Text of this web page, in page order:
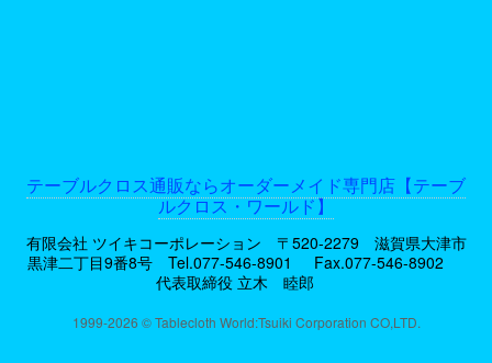
テーブルクロス通販ならオーダーメイド専門店【テーブ
ルクロス・ワールド】
有限会社 ツイキコーポレーション 〒520-2279 滋賀県大津市
黒津二丁目9番8号 Tel.077-546-8901
Fax.077-546-8902
代表取締役 立木 睦郎
1999-2026 © Tablecloth World:Tsuiki Corporation CO,LTD.